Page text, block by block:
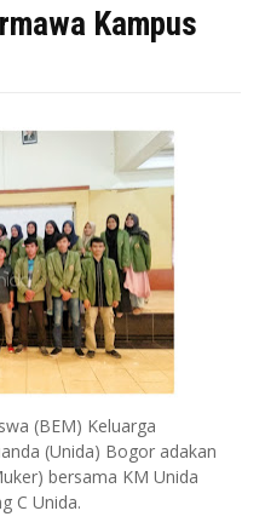
Kampus
(BEM) Keluarga
(Unida) Bogor adakan
bersama KM Unida
C Unida.